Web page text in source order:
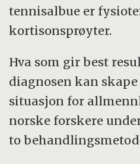
tennisalbue er
kortisonsprøyter.
Hva som gir best
diagnosen kan
situasjon for
norske forskere
to